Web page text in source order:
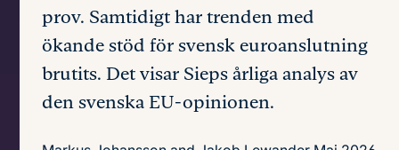
prov. Samtidigt har trenden med
ökande stöd för svensk euroanslutning
brutits. Det visar Sieps årliga analys av
den svenska EU-opinionen.